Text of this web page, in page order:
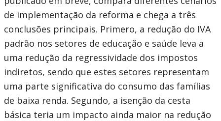
de implementação da reforma e chega a três
conclusões principais. Primero, a redução do IVA
padrão nos setores de educação e saúde leva a
uma redução da regressividade dos impostos
indiretos, sendo que estes setores representam
uma parte significativa do consumo das famílias
de baixa renda. Segundo, a isenção da cesta
básica teria um impacto ainda maior na redução